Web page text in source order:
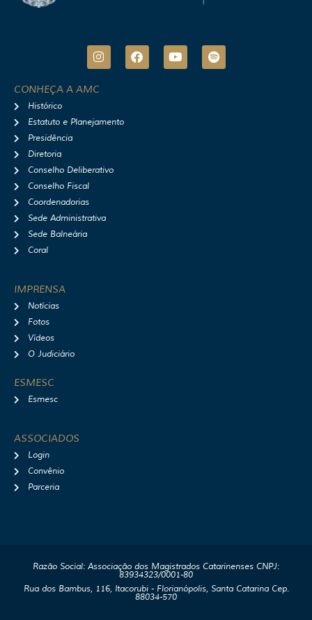
I
n
t
r
F
a
Y
o
S
p
CONHEÇA A AMC
Histórico
Estatuto e Planejamento
Presidência
Diretoria
Conselho Deliberativo
Conselho Fiscal
Coordenadorias
Sede Administrativa
Sede Balneária
Coral
IMPRENSA
Notícias
Fotos
Vídeos
O Judiciário
ESMESC
Esmesc
ASSOCIADOS
Login
Convênio
Parceria
Razão Social: Associação dos Magistrados Catarinenses CNPJ:
83934323/0001-80
Rua dos Bambus, 116, Itacorubi - Florianópolis, Santa Catarina Cep.
88034-570